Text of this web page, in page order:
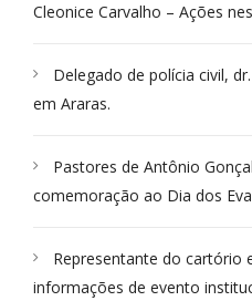
Cleonice Carvalho – Ações
Delegado de polícia civil,
em Araras.
Pastores de Antônio
comemoração ao Dia dos
Representante do cartório
informações de evento